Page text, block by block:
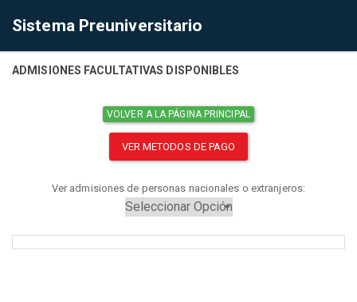
Sistema Preuniversitario
ADMISIONES FACULTATIVAS DISPONIBLES
VOLVER A LA PÁGINA PRINCIPAL
VER METODOS DE PAGO
Ver admisiones de personas nacionales o extranjeros: